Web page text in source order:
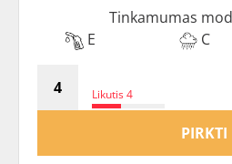
Tinkamumas
E
C
Likutis 4
PIRKTI